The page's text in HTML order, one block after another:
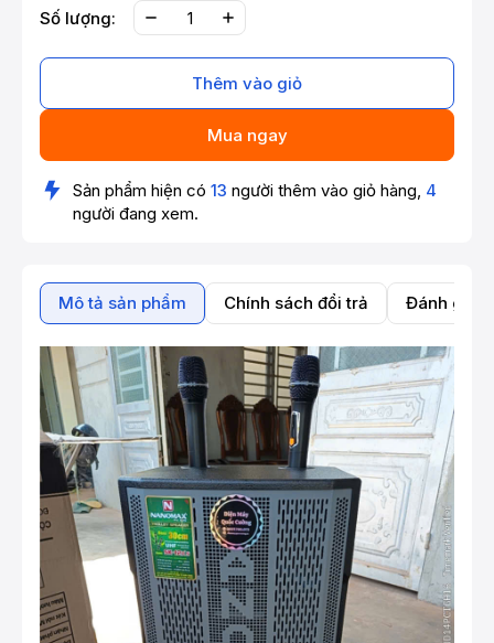
Số lượng:
Thêm vào giỏ
Mua ngay
Sản phẩm hiện có 13 người thêm vào giỏ hàng, 4
người đang xem.
Mô tả sản phẩm Chính sách đổi trả Đánh giá